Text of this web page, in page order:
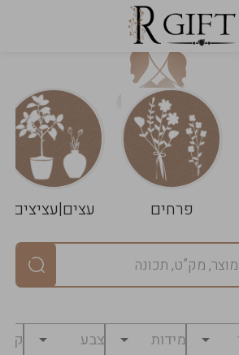
פרחים עצים|עציצים